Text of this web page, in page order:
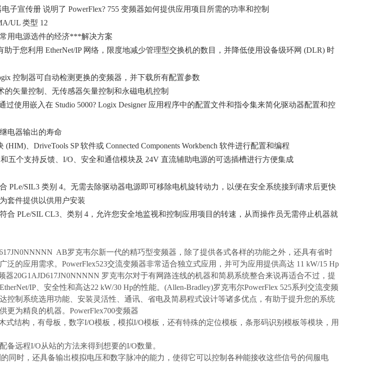
子宣传册 说明了 PowerFlex? 755 变频器如何提供应用项目所需的功率和控制
UL 类型 12
用电源选件的经济***解决方案
助于您利用 EtherNet/IP 网络，限度地减少管理型交换机的数目，并降低使用设备级环网 (DLR) 时
控制器可自动检测更换的变频器，并下载所有配置参数
的矢量控制、无传感器矢量控制和永磁电机控制
过使用嵌入在 Studio 5000? Logix Designer 应用程序中的配置文件和指令集来简化驱动器配置和控
电器输出的寿命
、DriveTools SP 软件或 Connected Components Workbench 软件进行配置和编程
五个支持反馈、I/O、安全和通信模块及 24V 直流辅助电源的可选插槽进行方便集成
PLe/SIL3 类别 4。无需去除驱动器电源即可移除电机旋转动力，以便在安全系统接到请求后更快
套件提供以供用户安装
合 PLe/SIL CL3、类别 4，允许您安全地监视和控制应用项目的转速，从而操作员无需停止机器就
AB罗克韦尔新一代的精巧型变频器，除了提供各式各样的功能之外，还具有省时
泛的应用需求。PowerFlex523交流变频器非常适合独立式应用，并可为应用提供高达 11 kW/15 Hp
器20G1AJD617JN0NNNNN 罗克韦尔对于有网路连线的机器和简易系统整合来说再适合不过，提
IP、安全性和高达22 kW/30 Hp的性能。(Allen-Bradley)罗克韦尔PowerFlex 525系列交流变频
控制系统选用功能、安装灵活性、通讯、省电及简易程式设计等诸多优点，有助于提升您的系统
更为精良的机器。PowerFlex700变频器
式结构，有母板，数字I/O模板，模拟I/O模板，还有特殊的定位模板，条形码识别模板等模块，用
备远程I/O从站的方法来得到想要的I/O数量。
同时，还具备输出模拟电压和数字脉冲的能力，使得它可以控制各种能接收这些信号的伺服电